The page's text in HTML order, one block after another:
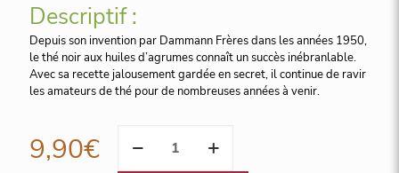
Descriptif :
Depuis son invention par Dammann Frères dans les années 1950,
le thé noir aux huiles d’agrumes connaît un succès inébranlable.
Avec sa recette jalousement gardée en secret, il continue de ravir
les amateurs de thé pour de nombreuses années à venir.
9,90€